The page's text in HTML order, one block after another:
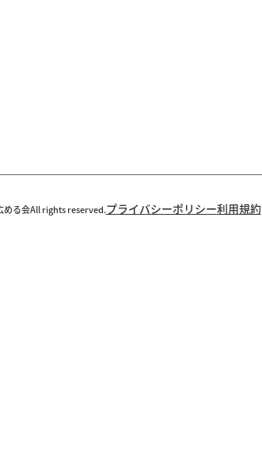
プライバシーポリシー利用規約
める会All rights reserved.